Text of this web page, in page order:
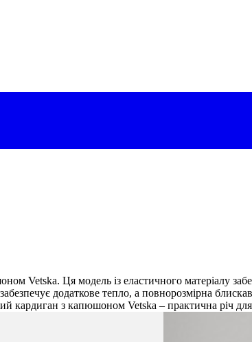
Vetska. Ця модель із еластичного матеріалу
додаткове тепло, а повнорозмірна
кардиган з капюшоном Vetska – практична річ